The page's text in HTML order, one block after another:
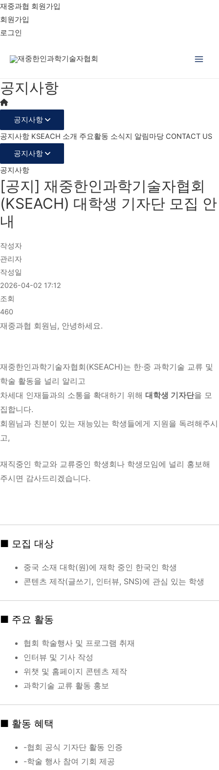
재중과협 회원가입
회원가입
로그인
공지사항
공지사항
공지사항 KSEACH 소개 주요활동 소식지 알림마당 CONTACT US
공지사항
공지사항
[공지] 재중한인과학기술자협회
(KSEACH) 대학생 기자단 모집 안
내
작성자
관리자
작성일
2026-04-02 17:12
조회
460
재중과협 회원님, 안녕하세요.
재중한인과학기술자협회(KSEACH)는 한·중 과학기술 교류 및
학술 활동을 널리 알리고
차세대 인재들과의 소통을 확대하기 위해 대학생 기자단을 모
집합니다.
회원님과 친분이 있는 재능있는 학생들에게 지원을 독려해주시
고,
재직중인 학교와 교류중인 학생회나 학생모임에 널리 홍보해
주시면 감사드리겠습니다.
■ 모집 대상
중국 소재 대학(원)에 재학 중인 한국인 학생
콘텐츠 제작(글쓰기, 인터뷰, SNS)에 관심 있는 학생
■ 주요 활동
협회 학술행사 및 프로그램 취재
인터뷰 및 기사 작성
위챗 및 홈페이지 콘텐츠 제작
과학기술 교류 활동 홍보
■ 활동 혜택
-협회 공식 기자단 활동 인증
-학술 행사 참여 기회 제공